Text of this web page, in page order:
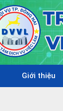
Giới thiệu